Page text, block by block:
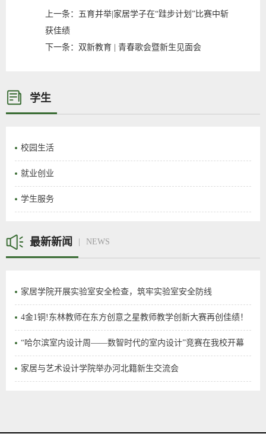
上一条： 五育并举|家居学子在“跬步计划”比赛中斩
获佳绩
下一条： 双新教育 | 青春歌会暨新生见面会
学生
校园生活
就业创业
学生服务
最新新闻 NEWS
家居学院开展实验室安全检查，筑牢实验室安全防线
4金1铜!东林教师在东方创意之星教师教学创新大赛再创佳绩！
“哈尔滨室内设计周——数智时代的室内设计”竞赛在我校开幕
家居与艺术设计学院举办河北籍新生交流会